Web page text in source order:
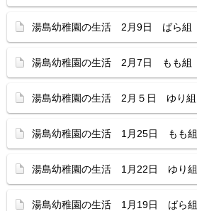
湯島幼稚園の生活 2月9日 ばら組
湯島幼稚園の生活 2月7日 もも組
湯島幼稚園の生活 2月５日 ゆり組
湯島幼稚園の生活 1月25日 もも組
湯島幼稚園の生活 1月22日 ゆり組
湯島幼稚園の生活 1月19日 ばら組